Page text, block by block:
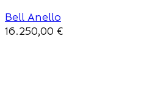
Bell Anello
16.250,00 €